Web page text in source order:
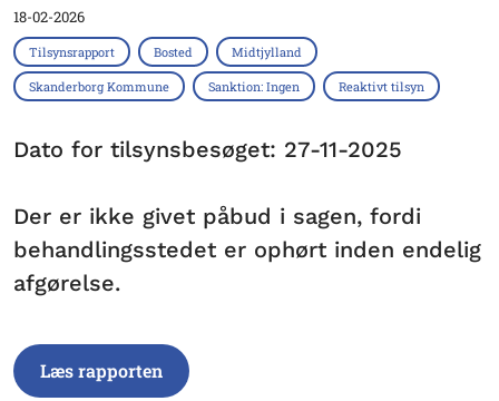
18-02-2026
Tilsynsrapport Bosted Midtjylland
Skanderborg Kommune Sanktion: Ingen Reaktivt tilsyn
Dato for tilsynsbesøget: 27-11-2025
Der er ikke givet påbud i sagen, fordi
behandlingsstedet er ophørt inden endelig
afgørelse.
Læs rapporten